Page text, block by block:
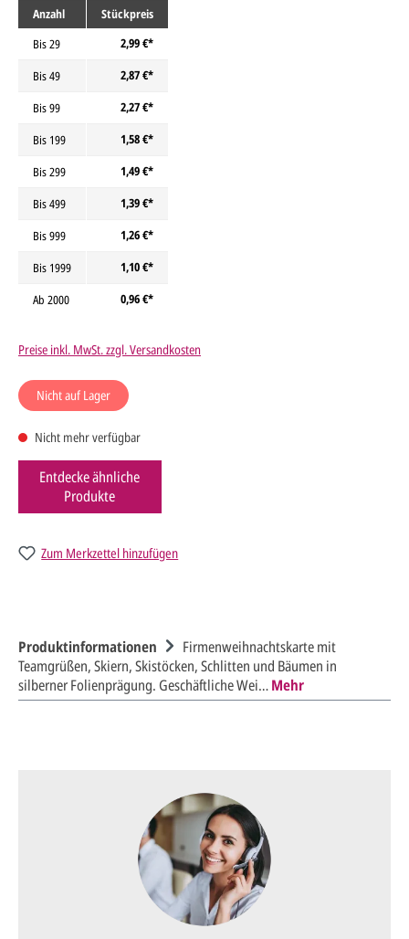
Anzahl
Stückpreis
Bis29
2,99 €*
Bis49
2,87 €*
Bis99
2,27 €*
Bis 199
1,58 €*
Bis299
1,49 €*
Bis499
1,39 €*
Bis999
1,26 €*
Bis 1999
1,10 €*
Ab 2000 0,96 €*
Preise inkl. MwSt. zzgl. Versandkosten
Nicht auf Lager
Nicht mehr verfügbar
Entdecke ähnliche
Produkte
Zum Merkzettel hinzufügen
Produktinformationen
Firmenweihnachtskarte mit
Teamgrüßen, Skiern, Skistöcken, Schlitten und Bäumen in
silberner Folienprägung. Geschäftliche Wei…Mehr